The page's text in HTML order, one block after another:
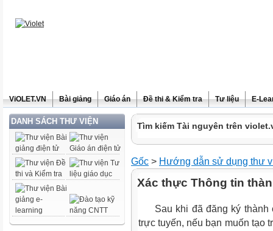
ViOLET.VN Bài giảng Giáo án Đề thi & Kiểm tra Tư liệu E-
DANH SÁCH THƯ VIỆN Tìm kiếm Tài nguyên trên
Gốc > Hướng dẫn sử dụng thư
Xác thực Thông tin
Sau khi đã đăng ký thành
trực tuyến, nếu bạn muốn tạo